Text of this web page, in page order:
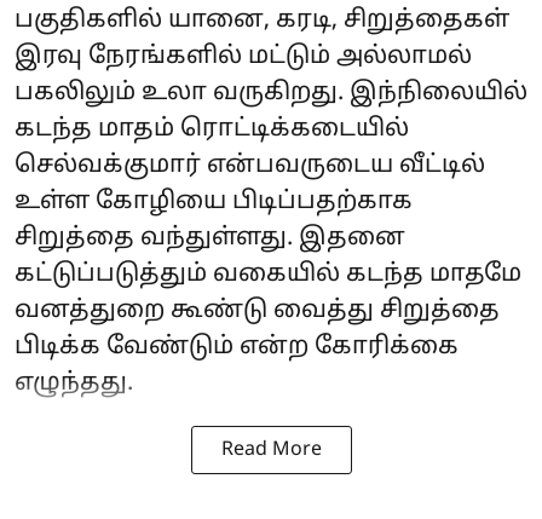
பகுதிகளில் யானை, கரடி, சிறுத்தைகள்
இரவு நேரங்களில் மட்டும் அல்லாமல்
பகலிலும் உலா வருகிறது. இந்நிலையில்
கடந்த மாதம் ரொட்டிக்கடையில்
செல்வக்குமார் என்பவருடைய வீட்டில்
உள்ள கோழியை பிடிப்பதற்காக
சிறுத்தை வந்துள்ளது. இதனை
கட்டுப்படுத்தும் வகையில் கடந்த மாதமே
வனத்துறை கூண்டு வைத்து சிறுத்தை
பிடிக்க வேண்டும் என்ற கோரிக்கை
எழுந்தது.
Read More